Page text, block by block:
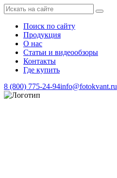
Поиск по сайту
Продукция
О нас
Статьи и видеообзоры
Контакты
Где купить
8 (800) 775-24-94info@fotokvant.ru